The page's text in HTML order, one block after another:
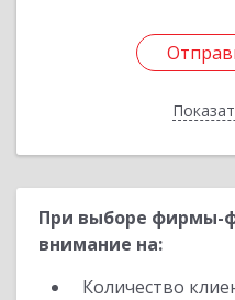
При выборе фирмы-
внимание на:
Количество